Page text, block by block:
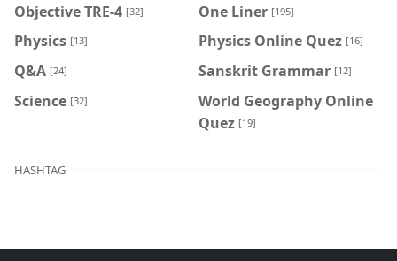
Objective TRE-4 [32] One Liner [195]
Physics [13] Physics Online Quez [16]
Q&A [24] Sanskrit Grammar [12]
Science [32]
World Geography Online
Quez [19]
HASHTAG